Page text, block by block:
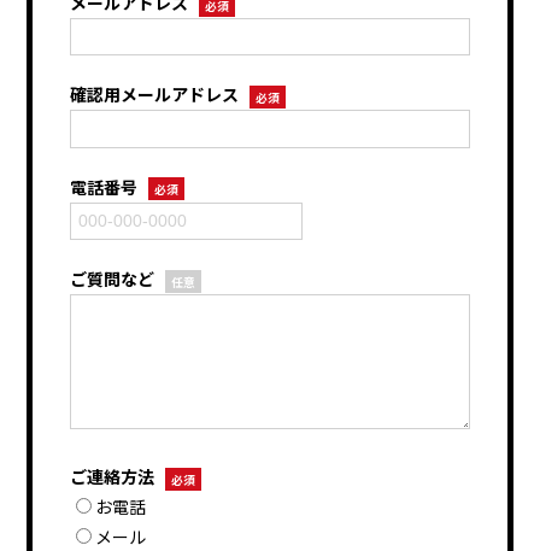
必須
確認用メールアドレス 必須
電話番号 必須
ご質問など 任意
ご連絡方法 必須
お電話
メール